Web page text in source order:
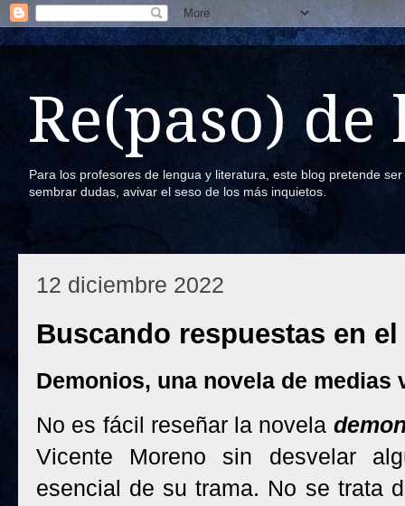
Re(paso) de
Para los profesores de lengua y literatura, este blog pretende
sembrar dudas, avivar el seso de los más inquietos.
12 diciembre 2022
Buscando respuestas en
Demonios, una novela de medias
No es fácil reseñar la novela
Vicente Moreno sin desvelar
esencial de su trama. No se trata